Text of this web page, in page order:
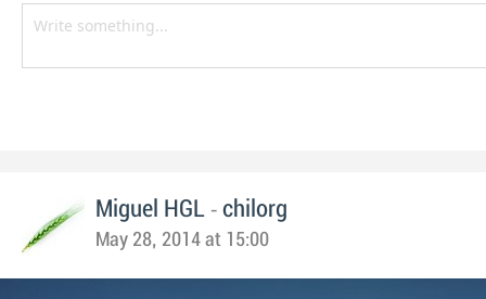
Miguel HGL - chilorg
May 28, 2014 at 15:00